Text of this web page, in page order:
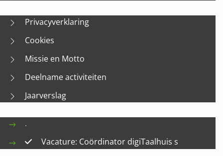
Privacyverklaring
Cookies
Missie en Motto
Deelname activiteiten
Jaarverslag
.
Vacature: Coördinator digiTaalhuis s